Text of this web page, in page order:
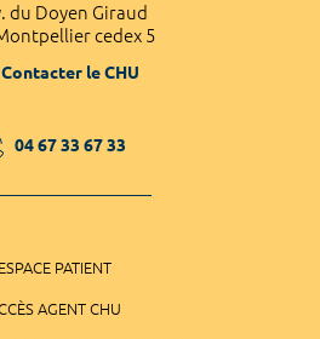
du Doyen Giraud
cedex 5
Contacter le CHU
04 67 33 67 33
ESPACE PATIENT
AGENT CHU